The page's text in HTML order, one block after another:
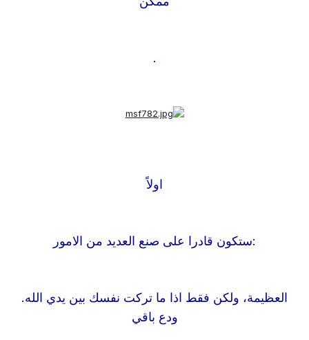
اولاً
ستكون قادرا على صنع العديد من الامور
العظيمة، ولكن فقط اذا ما تركت نفسك بين يدي الله.
ودع باقي